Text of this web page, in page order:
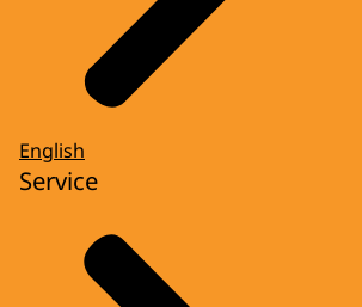
English
Service